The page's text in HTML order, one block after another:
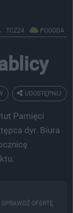
TCZ24 POGODA
UDOSTĘPNIJ
Pamięci
dyr. Biura
SPRAWDŹ OFERTĘ